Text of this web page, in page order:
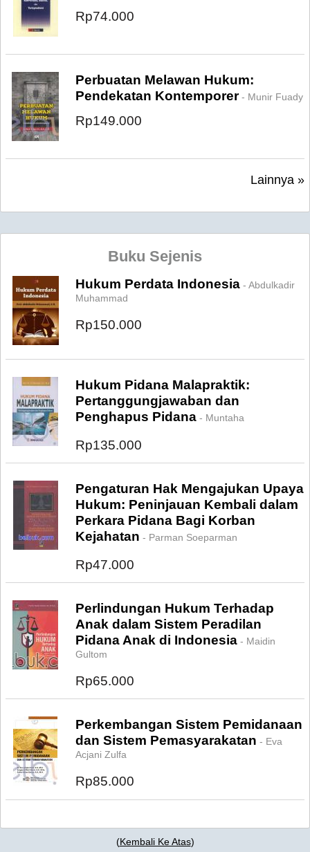
Rp74.000
Perbuatan Melawan Hukum:
Pendekatan Kontemporer- Munir Fuady
Rp149.000
Lainnya »
Buku Sejenis
Hukum Perdata Indonesia - Abdulkadir
Muhammad
Rp150.000
Hukum Pidana Malapraktik:
Pertanggungjawaban dan
Penghapus Pidana - Muntaha
Rp135.000
Pengaturan Hak Mengajukan Upaya
Hukum: Peninjauan Kembali dalam
Perkara Pidana Bagi Korban
Kejahatan - Parman Soeparman
Rp47.000
Perlindungan Hukum Terhadap
Anak dalam Sistem Peradilan
Pidana Anak di Indonesia - Maidin
Gultom
Rp65.000
Perkembangan Sistem Pemidanaan
dan Sistem Pemasyarakatan - Eva
Acjani Zulfa
Rp85.000
(Kembali Ke Atas)